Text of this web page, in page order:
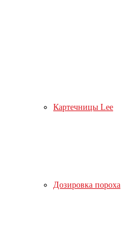
Картечницы Lee
Дозировка пороха